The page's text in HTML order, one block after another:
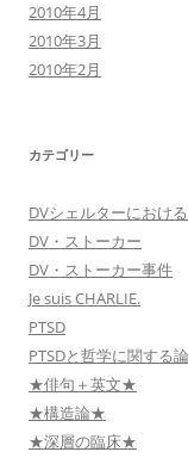
2010年4月
2010年3月
2010年2月
カテゴリー
DVシェルターにおけ
DV・ストーカー
DV・ストーカー事件
Je suis CHARLIE.
PTSD
PTSDと哲学に関する
★俳句＋英文★
★構造論★
★深層の臨床★